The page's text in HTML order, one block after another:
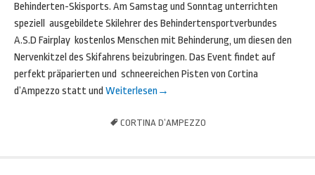
Behinderten-Skisports. Am Samstag und Sonntag unterrichten
speziell ausgebildete Skilehrer des Behindertensportverbundes
A.S.D Fairplay kostenlos Menschen mit Behinderung, um diesen den
Nervenkitzel des Skifahrens beizubringen. Das Event findet auf
perfekt präparierten und schneereichen Pisten von Cortina
d’Ampezzo statt und Weiterlesen →
CORTINA D’AMPEZZO